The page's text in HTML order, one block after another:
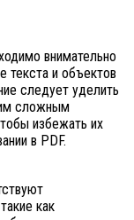
внимательно
текста и объектов
следует уделить
сложным
избежать их
в PDF.
как